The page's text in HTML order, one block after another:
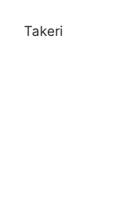
Takeri